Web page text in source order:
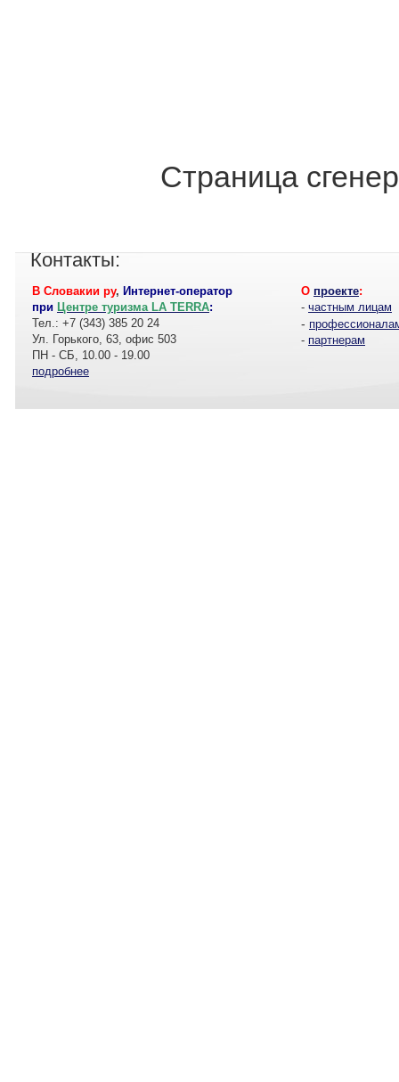
Страница
Контакты:
В Словакии ру, Интернет-оператор
при Центре туризма LA TERRA:
Тел.: +7 (343) 385 20 24
Ул. Горького, 63, офис 503
ПН - СБ, 10.00 - 19.00
подробнее
О проекте:
- частным лицам
-
- партнерам